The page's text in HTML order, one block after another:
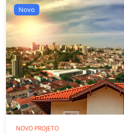
Novo
NOVO PROJETO